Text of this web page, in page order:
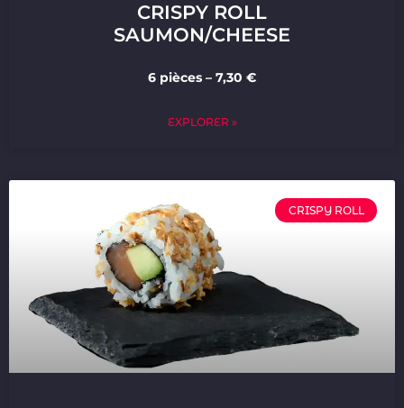
CRISPY ROLL
SAUMON/CHEESE
6 pièces – 7,30 €
EXPLORER »
CRISPY ROLL